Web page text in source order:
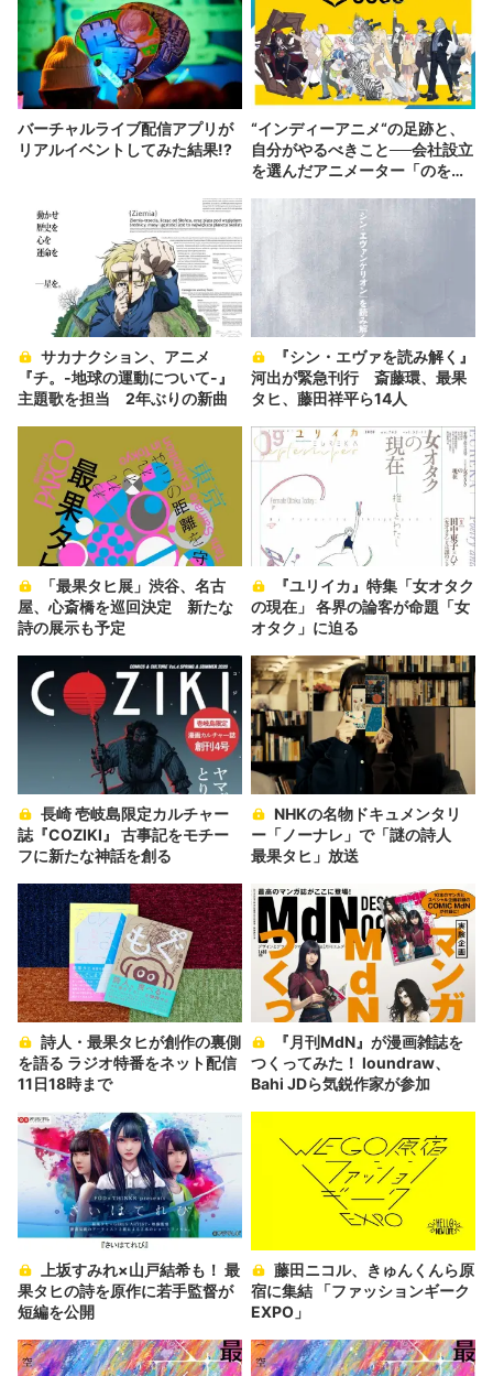
バーチャルライブ配信アプリが
リアルイベントしてみた結果!?
“インディーアニメ“の足跡と、
自分がやるべきこと──会社設立
を選んだアニメーター「のを
『チ。-地球の運動について-』
主題歌を担当 2年ぶりの新曲
河出が緊急刊行 斎藤環、最果
タヒ、藤田祥平ら14人
屋、心斎橋を巡回決定 新たな
詩の展示も予定
の現在」 各界の論客が命題「女
オタク」に迫る
誌『COZIKI』 古事記をモチー
フに新たな神話を創る
ー「ノーナレ」で「謎の詩人
最果タヒ」放送
を語る ラジオ特番をネット配信
11日18時まで
つくってみた！ loundraw、
Bahi JDら気鋭作家が参加
果タヒの詩を原作に若手監督が
短編を公開
宿に集結 「ファッションギーク
EXPO」